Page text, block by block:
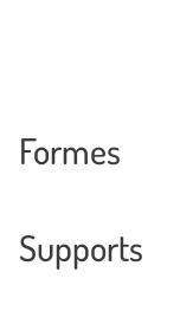
Formes
Supports